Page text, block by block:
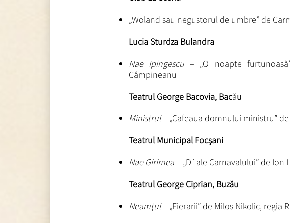
„Woland sau negustorul de umbre” de
Lucia Sturdza Bulandra
Nae Ipingescu– „O noapte
Câmpineanu
Teatrul George Bacovia, Bacău
Ministrul –„Cafeaua domnului ministru”
Teatrul Municipal Focşani
Nae Girimea – „D`ale Carnavalului” de Ion
Teatrul George Ciprian, Buzău
Neamţul – „Fierarii” de Milos Nikolic, regia